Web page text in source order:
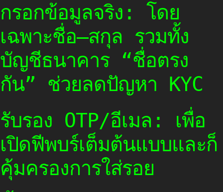
กรอกข้อมูลจริง: โดย
เฉพาะชื่อ–สกุล รวมทั้ง
บัญชีธนาคาร “ชื่อตรง
กัน” ช่วยลดปัญหา KYC
รับรอง OTP/อีเมล: เพื่อ
เปิดฟีพบร์เต็มต้นแบบและก็
คุ้มครองการใส่รอย